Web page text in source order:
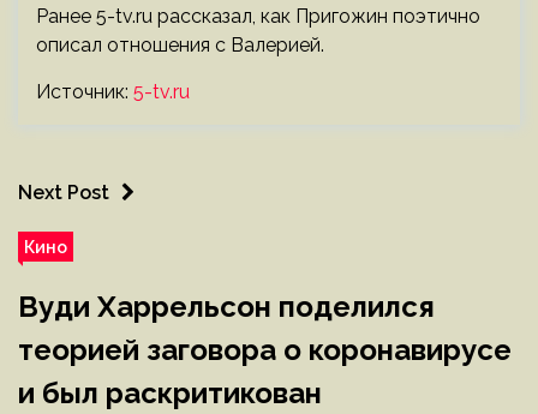
Ранее 5-tv.ru рассказал, как Пригожин поэтично
описал отношения с Валерией.
Источник: 5-tv.ru
Next Post
Кино
Вуди Харрельсон поделился
теорией заговора о коронавирусе
и был раскритикован